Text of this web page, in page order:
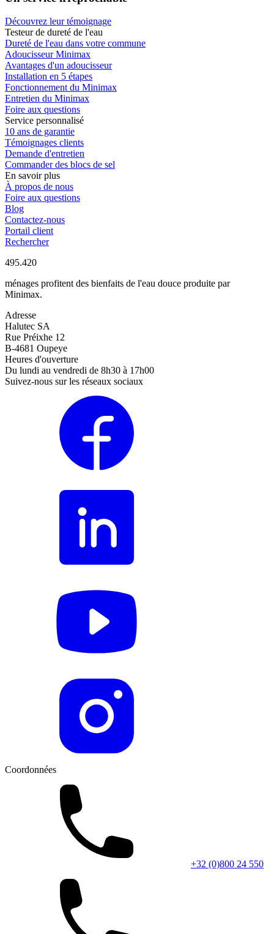
Découvrez leur témoignage
Testeur de dureté de l'eau
Dureté de l'eau dans votre commune
Adoucisseur Minimax
Avantages d'un adoucisseur
Installation en 5 étapes
Fonctionnement du Minimax
Entretien du Minimax
Foire aux questions
Service personnalisé
10 ans de garantie
Témoignages clients
Demande d'entretien
Commander des blocs de sel
En savoir plus
À propos de nous
Foire aux questions
Blog
Contactez-nous
Portail client
Rechercher
495.420
ménages profitent des bienfaits de l'eau douce produite par
Minimax.
Adresse
Halutec SA
Rue Préixhe 12
B-4681 Oupeye
Heures d'ouverture
Du lundi au vendredi de 8h30 à 17h00
Suivez-nous sur les réseaux sociaux
Coordonnées
+32 (0)800 24 550